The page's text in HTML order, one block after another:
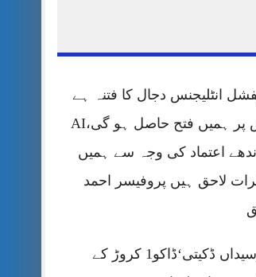
انٹلیجنس دجال کا فتنہ ہے
جس پر ہمیں فتح حاصل ہو گی،AI
اعتماد کی وجہ سے ہمیں
لاحق ہیں پروفیسر احمد
کلرسیداں ڈکیتی‘ڈاکو1 کروڑ کے